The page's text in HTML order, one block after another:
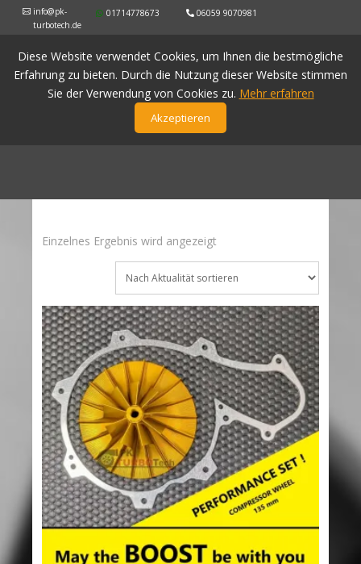
info@pk-
turbotech.de
Diese Website verwendet Cookies, um Ihnen die bestmögliche
Erfahrung zu bieten. Durch die Nutzung dieser Website stimmen
Sie der Verwendung von Cookies zu. Mehr erfahren
Akzeptieren
01714778673 06059 9070981
Einzelnes Ergebnis wird angezeigt